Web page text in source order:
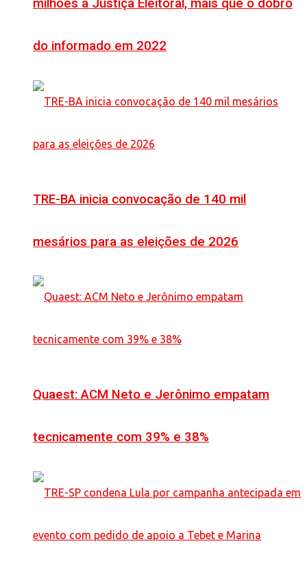
milhões à Justiça Eleitoral, mais que o dobro
do informado em 2022
TRE-BA inicia convocação de 140 mil
mesários para as eleições de 2026
Quaest: ACM Neto e Jerônimo empatam
tecnicamente com 39% e 38%